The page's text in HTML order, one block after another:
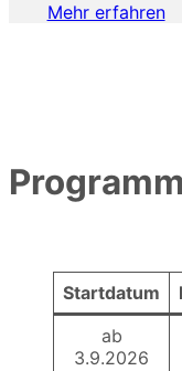
Mehr erfahren
Startdatum
ab
3.9.2026